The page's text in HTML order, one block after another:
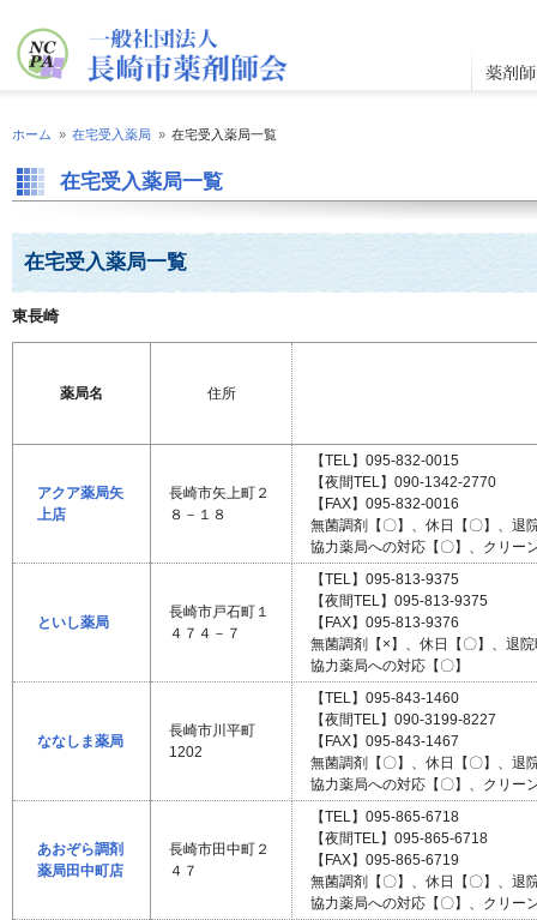
ホーム » 在宅受入薬局 » 在宅受入薬局一覧
在宅受入薬局一覧
在宅受入薬局一覧
東長崎
薬局名 住所
アクア薬局矢
上店
長崎市矢上町２
８－１８
【TEL】095-832-0015
【夜間TEL】090-1342-2770
【FAX】095-832-0016
無菌調剤【〇】、休日【〇】、退
協力薬局への対応【〇】、クリー
といし薬局
長崎市戸石町１
４７４－７
【TEL】095-813-9375
【夜間TEL】095-813-9375
【FAX】095-813-9376
無菌調剤【×】、休日【〇】、退
協力薬局への対応【〇】
ななしま薬局
長崎市川平町
1202
【TEL】095-843-1460
【夜間TEL】090-3199-8227
【FAX】095-843-1467
無菌調剤【〇】、休日【〇】、退
協力薬局への対応【〇】、クリー
あおぞら調剤
薬局田中町店
長崎市田中町２
４７
【TEL】095-865-6718
【夜間TEL】095-865-6718
【FAX】095-865-6719
無菌調剤【〇】、休日【〇】、退
協力薬局への対応【〇】、クリー